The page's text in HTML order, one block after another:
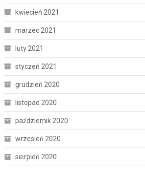
kwiecień 2021
marzec 2021
luty 2021
styczeń 2021
grudzień 2020
listopad 2020
październik 2020
wrzesień 2020
sierpień 2020